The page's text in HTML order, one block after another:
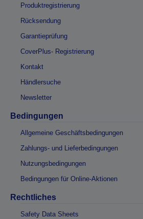
Produktregistrierung
Rücksendung
Garantieprüfung
CoverPlus- Registrierung
Kontakt
Händlersuche
Newsletter
Bedingungen
Allgemeine Geschäftsbedingungen
Zahlungs- und Lieferbedingungen
Nutzungsbedingungen
Bedingungen für Online-Aktionen
Rechtliches
Safety Data Sheets